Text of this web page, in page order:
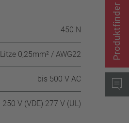
450 N
Litze 0,25mm² / AWG22
bis 500 V AC
250 V (VDE) 277 V (UL)
Produktfinder